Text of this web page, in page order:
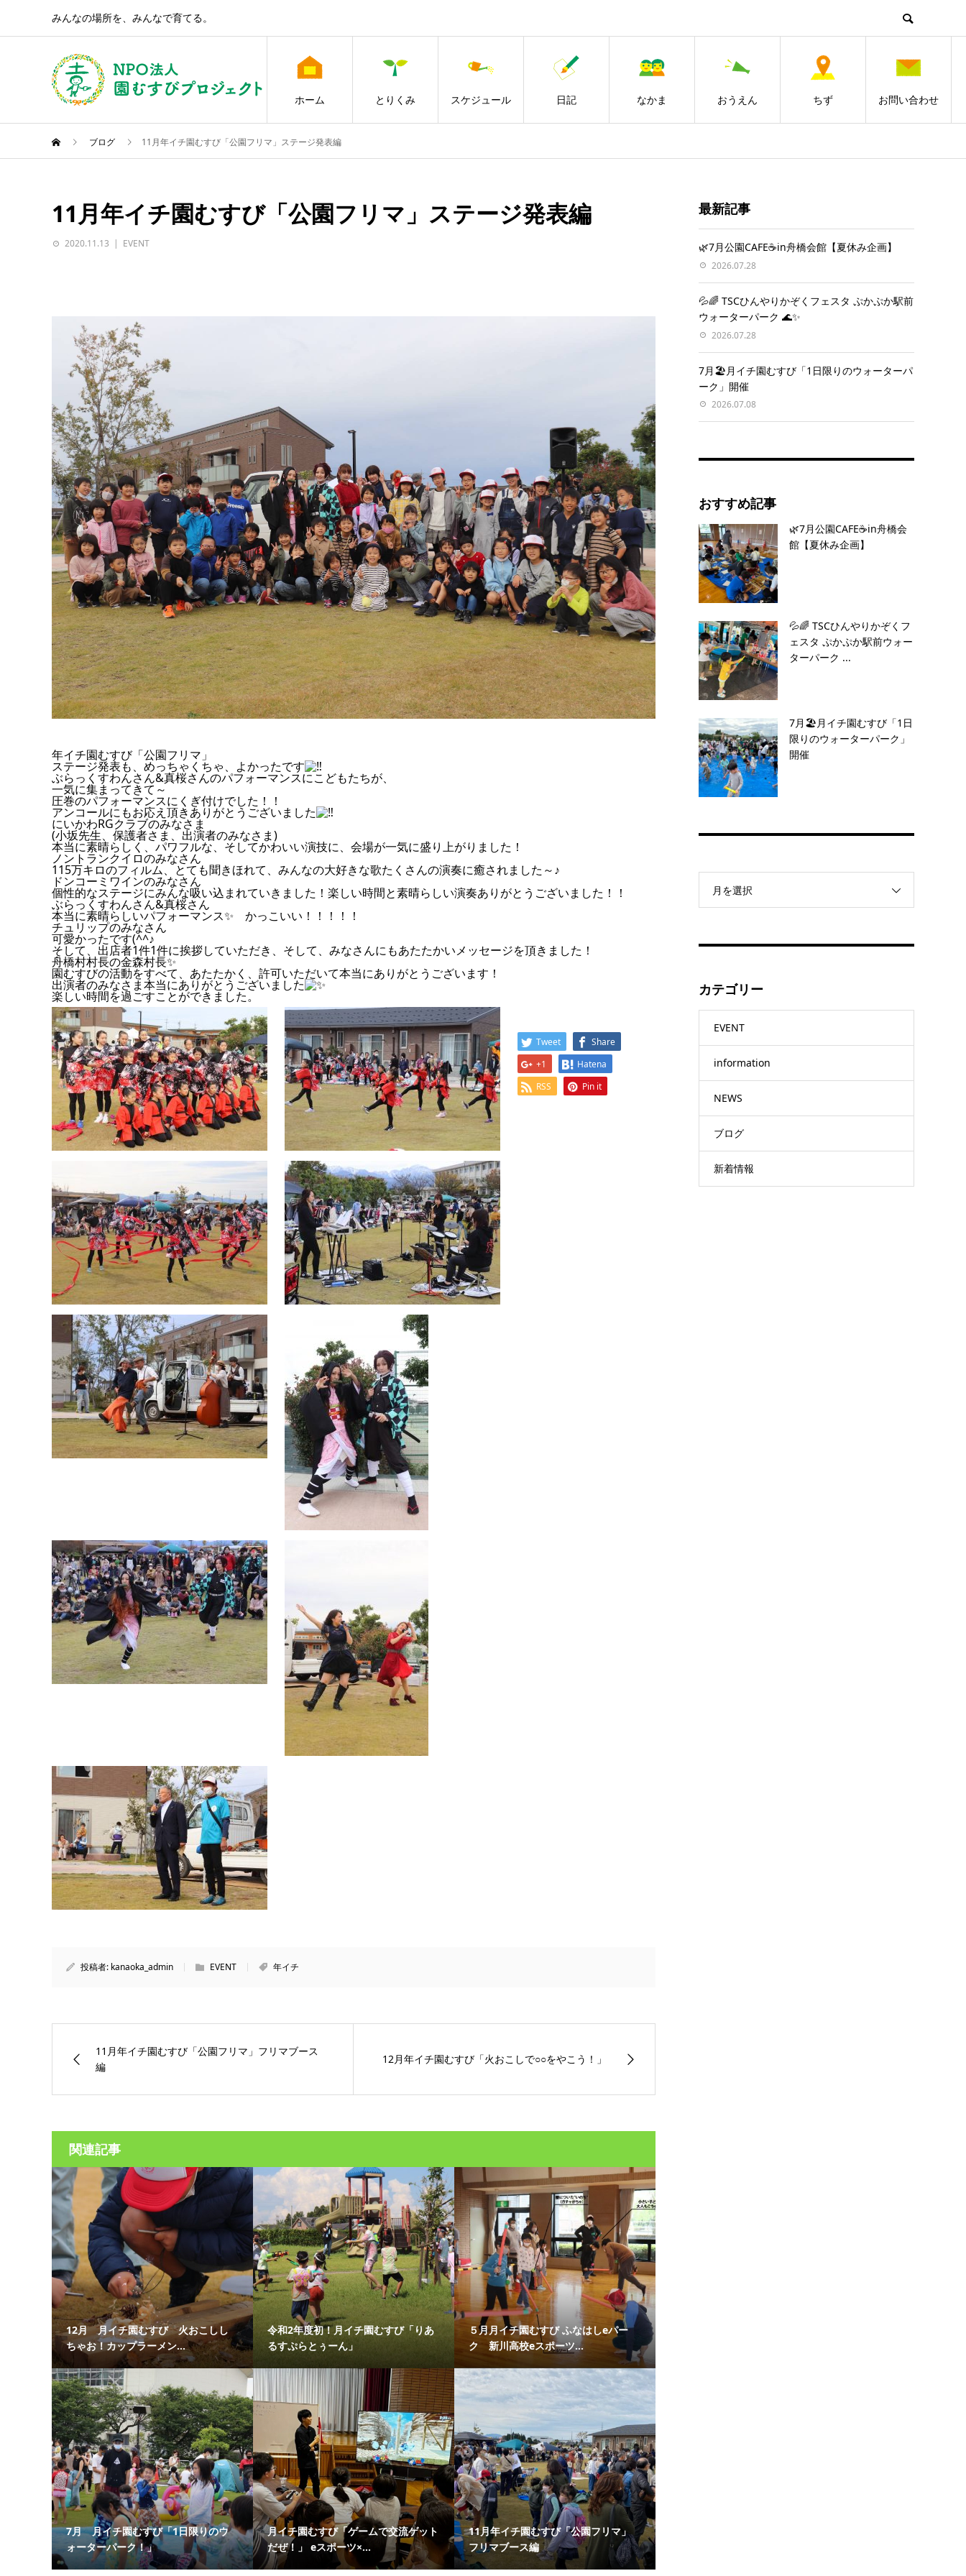
みんなの場所を、みんなで育てる。
ホーム とりくみ スケジュール 日記 なかま おうえん ちず お問い合わせ
ブログ 11月年イチ園むすび「公園フリマ」ステージ発表編
11月年イチ園むすび「公園フリマ」ステージ発表編
2020.11.13 EVENT
年イチ園むすび「公園フリマ」
ステージ発表も、めっちゃくちゃ、よかったです
ぶらっくすわんさん&真桜さんのパフォーマンスにこどもたちが、
一気に集まってきて～
圧巻のパフォーマンスにくぎ付けでした！！
アンコールにもお応え頂きありがとうございました
にいかわRGクラブのみなさま
(小坂先生、保護者さま、出演者のみなさま)
本当に素晴らしく、パワフルな、そしてかわいい演技に、会場が一気に盛り上がりました！
ノントランクイロのみなさん
115万キロのフィルム、とても聞きほれて、みんなの大好きな歌たくさんの演奏に癒されました～♪
ドンコーミワインのみなさん
個性的なステージにみんな吸い込まれていきました！楽しい時間と素晴らしい演奏ありがとうございました！！
ぶらっくすわんさん&真桜さん
本当に素晴らしいパフォーマンス✨ かっこいい！！！！！
チュリップのみなさん
可愛かったです(^^♪
そして、出店者1件1件に挨拶していただき、そして、みなさんにもあたたかいメッセージを頂きました！
舟橋村村長の金森村長✨
園むすびの活動をすべて、あたたかく、許可いただいて本当にありがとうございます！
出演者のみなさま本当にありがとうございました
楽しい時間を過ごすことができました。
Tweet
Share
+1
Hatena
RSS
Pin it
投稿者: kanaoka_admin EVENT 年イチ
11月年イチ園むすび「公園フリマ」フリマブース
編
12月年イチ園むすび「火おこしで○○をやこう！」
関連記事
12月 月イチ園むすび 火おこしし
ちゃお！カップラーメン...
令和2年度初！月イチ園むすび「りあ
るすぷらとぅーん」
５月月イチ園むすび ふなはしeパー
ク 新川高校eスポーツ...
7月 月イチ園むすび「1日限りのウ
ォーターパーク！」
月イチ園むすび「ゲームで交流ゲット
だぜ！」 eスポーツ×...
11月年イチ園むすび「公園フリマ」
フリマブース編
最新記事
🌿7月公園CAFE☕️in舟橋会館【夏休み企画】
2026.07.28
💦🌈 TSCひんやりかぞくフェスタ ぷかぷか駅前
ウォーターパーク 🌊✨
2026.07.28
7月🏖️月イチ園むすび「1日限りのウォーターパ
ーク」開催
2026.07.08
おすすめ記事
🌿7月公園CAFE☕️in舟橋会
館【夏休み企画】
💦🌈 TSCひんやりかぞくフ
ェスタ ぷかぷか駅前ウォー
ターパーク ...
7月🏖️月イチ園むすび「1日
限りのウォーターパーク」
開催
月を選択
カテゴリー
EVENT
information
NEWS
ブログ
新着情報